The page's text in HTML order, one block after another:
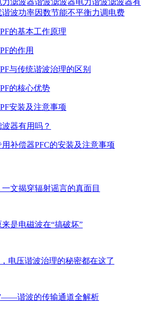
力滤波器谐波滤波器电力谐波滤波器有
谐波功率因数节能不平衡力调电费
的基本工作原理
的作用
与传统谐波治理的区别
的核心优势
安装及注意事项
器有用吗？
补偿器PFC的安装及注意事项
文揭穿辐射谣言的真面目
是电磁波在“搞破坏”
电压谐波治理的秘密都在这了
谐波的传输通道全解析